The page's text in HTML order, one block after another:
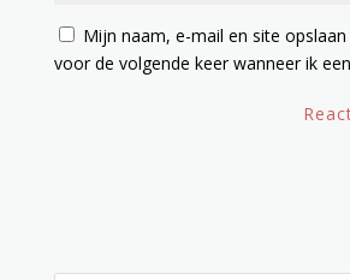
Mijn naam, e-mail en site
voor de volgende keer wanneer ik